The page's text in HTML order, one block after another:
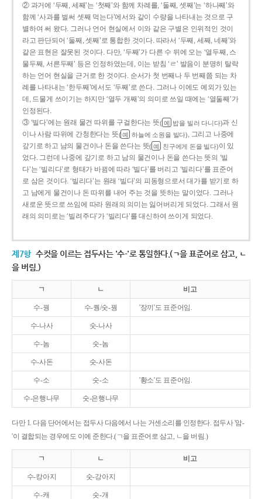
② 과거에 ‘두째, 세째’는 ‘첫째’와 함께 차례를, ‘둘째, 셋째’는 ‘하나째’와
함께 ‘사과를 벌써 셋째 먹는다’에서와 같이 수량을 나타내는 것으로 구
별하여 써 왔다. 그러나 언어 현실에서 이와 같은 구별은 인위적인 것이
라고 판단되어 ‘둘째, 셋째’로 통합한 것이다. 따라서 ‘두째, 세째, 네째’와
같은 표현은 잘못된 것이다. 다만, ‘두째’가 다른 수 뒤에 오는 ‘열두째, 스
물두째, 서른두째’ 등은 인정하였는데, 이는 받침 ‘ㄹ’ 발음이 분명히 탈락
하는 언어 현실을 근거로 한 것이다. 순서가 첫 번째나 두 번째쯤 되는 차
례를 나타내는 ‘한두째’에서도 ‘두째’로 쓴다. 그러나 이에도 예외가 있는
데, 드물게 쓰이기는 하지만 ‘열두 개째’의 의미로 쓰일 때에는 ‘열둘째’가
인정된다.
③ ‘빌다’에는 원래 물건 따위를 구걸한다는 뜻( 예 밥을 빌러 다니다)과 신
이나 사람 따위에 간청한다는 뜻( 예 하늘에 소원을 빌다), 그리고 나중에
갚기로 하고 남의 물건이나 돈을 쓴다는 뜻( 예 친구에게 돈을 빌다)이 있
었다. 그런데 나중에 갚기로 하고 남의 물건이나 돈을 쓴다는 뜻의 ‘빌
다’는 ‘빌리다’로 형태가 바뀜에 따라 ‘빌다’를 버리고 ‘빌리다’를 표준어
로 삼은 것이다. ‘빌리다’는 원래 ‘빌다’의 피동형으로서 대가를 받기로 하
고 남에게 물건이나 돈 따위를 내어 주는 것을 뜻하는 말이었다. 그러나
새로운 뜻으로 쓰임에 따라 원래의 의미는 잃어버리게 되었다. 그래서 원
래의 의미로는 ‘빌려주다’가 ‘빌리다’를 대신하여 쓰이게 되었다.
제7항 수컷을 이르는 접두사는 '수-'로 통일한다.(ㄱ을 표준어로 삼고, ㄴ
을 버림.)
ㄱ ㄴ 비고
수-꿩 수-퀑/숫-꿩 '장끼'도 표준어임.
수-나사 숫-나사
수-놈 숫-놈
수-사돈 숫-사돈
수-소 숫-소 '황소'도 표준어임.
수-은행나무 숫-은행나무
다만 1. 다음 단어에서는 접두사 다음에서 나는 거센소리를 인정한다. 접두사 '암-
'이 결합되는 경우에도 이에 준한다.(ㄱ을 표준어로 삼고, ㄴ을 버림.)
ㄱ ㄴ 비고
수-캉아지 숫-강아지
수-캐 숫-개